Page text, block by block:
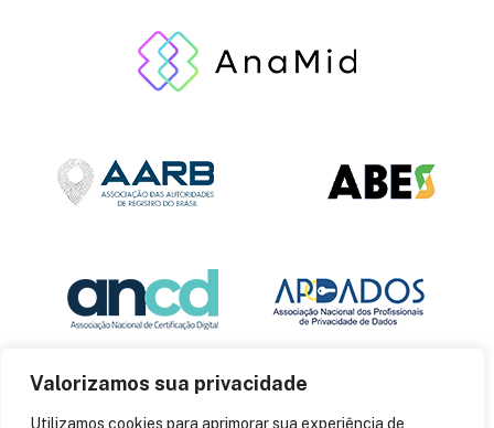
Valorizamos sua privacidade
Utilizamos cookies para aprimorar sua experiência de